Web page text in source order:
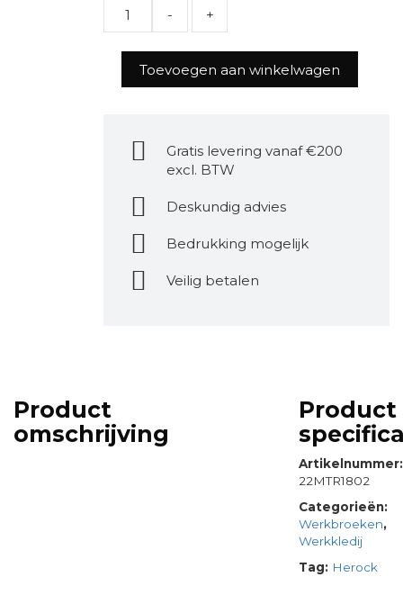
Toevoegen aan winkelwagen
Gratis levering vanaf €200
excl. BTW
Deskundig advies
Bedrukking mogelijk
Veilig betalen
Product
omschrijving
Product
Artikelnummer:
22MTR1802
Categorieën:
Werkbroeken,
Werkkledij
Tag: Herock